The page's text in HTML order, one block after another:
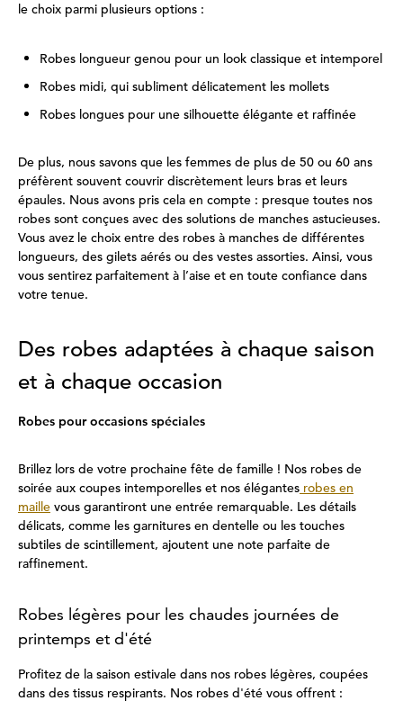
le choix parmi plusieurs options :
Robes longueur genou pour un look classique et intemporel
Robes midi, qui subliment délicatement les mollets
Robes longues pour une silhouette élégante et raffinée
De plus, nous savons que les femmes de plus de 50 ou 60 ans
préfèrent souvent couvrir discrètement leurs bras et leurs
épaules. Nous avons pris cela en compte : presque toutes nos
robes sont conçues avec des solutions de manches astucieuses.
Vous avez le choix entre des robes à manches de différentes
longueurs, des gilets aérés ou des vestes assorties. Ainsi, vous
vous sentirez parfaitement à l’aise et en toute confiance dans
votre tenue.
Des robes adaptées à chaque saison
et à chaque occasion
Robes pour occasions spéciales
Brillez lors de votre prochaine fête de famille ! Nos robes de
soirée aux coupes intemporelles et nos élégantes robes en
maille vous garantiront une entrée remarquable. Les détails
délicats, comme les garnitures en dentelle ou les touches
subtiles de scintillement, ajoutent une note parfaite de
raffinement.
Robes légères pour les chaudes journées de
printemps et d'été
Profitez de la saison estivale dans nos robes légères, coupées
dans des tissus respirants. Nos robes d'été vous offrent :